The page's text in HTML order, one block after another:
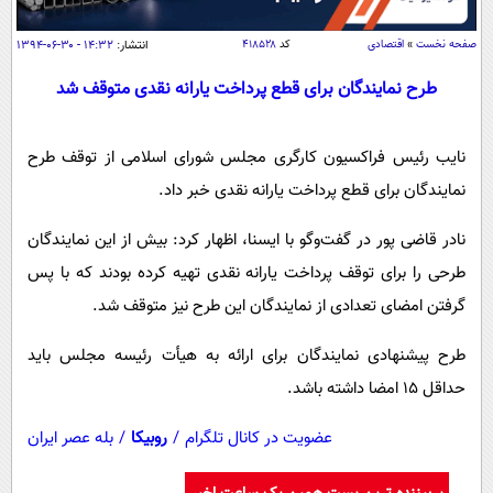
اقتصاد
اقتصادی
جامعه
حوادث
سلامت
یک برش دانایی
محیط زیست
بین الملل
سیاست خارجی
فرهنگ و هنر
علم و دانش
فناوری و It
علمی
اخبار کریپتو
قرآن
گوناگون
مجله تصویری سلاح
فیلم
صفحه نخست » اقتصادی کد۴۱۸۵۲۸ انتشار: ۱۴:۳۲ - ۳۰-۰۶-۱۳۹۴
طرح نمایندگان برای قطع پرداخت یارانه نقدی متوقف شد
نایب رئیس فراکسیون کارگری مجلس شورای اسلامی از توقف طرح
نمایندگان برای قطع پرداخت یارانه نقدی خبر داد.
نادر قاضی پور در گفت‌وگو با ایسنا، اظهار کرد: بیش از این نمایندگان
طرحی را برای توقف پرداخت یارانه نقدی تهیه کرده بودند که با پس
گرفتن امضای تعدادی از نمایندگان این طرح نیز متوقف شد.
طرح پیشنهادی نمایندگان برای ارائه به هیأت رئیسه مجلس باید
حداقل 15 امضا داشته باشد.
عضویت در کانال تلگرام / روبیکا / بله عصر ایران